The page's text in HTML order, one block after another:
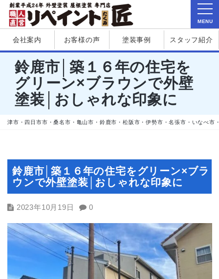
会社案内 お客様の声 塗装事例 スタッフ紹介
鈴鹿市│築１６年の住宅を
グリーン×ブラウンで外壁
塗装│おしゃれな印象に
津市・四日市市・桑名市・亀山市・鈴鹿市・松阪市・伊勢市・名張市・いなべ市
鈴鹿市│築１６年の住宅をグリーン×ブラ
ウンで外壁塗装│おしゃれな印象に
2023年10月19日 0
MENU